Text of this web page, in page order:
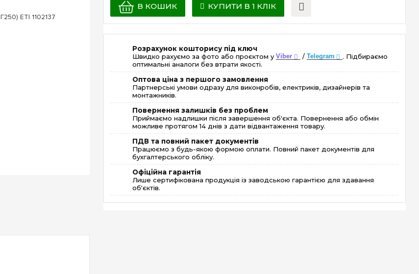
В КОШИК КУПИТИ В 1 КЛІК
Розрахунок кошторису під ключ
Швидко рахуємо за фото або проєктом уViber / Telegram
. Підбираємо
оптимальні аналоги без втрати якості.
Оптова ціна з першого замовлення
Партнерські умови одразу для виконробів, електриків, дизайнерів та
монтажників.
Повернення залишків без проблем
Приймаємо надлишки після завершення об'єкта. Повернення або обмін
можливе протягом 14 днів з дати відвантаження товару.
ПДВ та повний пакет документів
Працюємо з будь-якою формою оплати. Повний пакет документів для
бухгалтерського обліку.
Офіційна гарантія
Лише сертифікована продукція із заводською гарантією для здавання
об'єктів.